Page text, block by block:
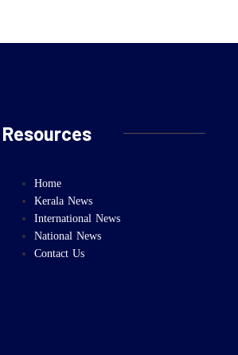
Resources
Home
Kerala News
International News
National News
Contact Us